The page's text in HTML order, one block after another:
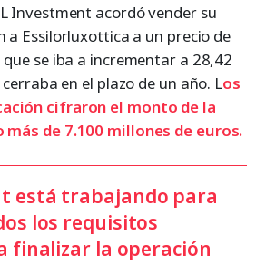
Investment acordó vender su
a Essilorluxottica a un precio de
se iba a incrementar a 28,42
en el plazo de un año. Los
cifraron el monto de la
de 7.100 millones de euros.
está trabajando para
los requisitos
finalizar la operación